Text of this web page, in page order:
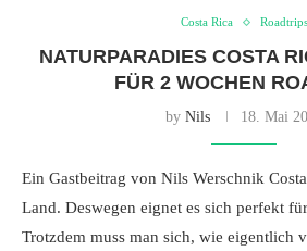
Costa Rica Roadtrips
NATURPARADIES COSTA
FÜR 2 WOCHEN
by Nils 18. Mai
Ein Gastbeitrag von Nils Werschnik
Land. Deswegen eignet es sich perfekt
Trotzdem muss man sich, wie eigentlich